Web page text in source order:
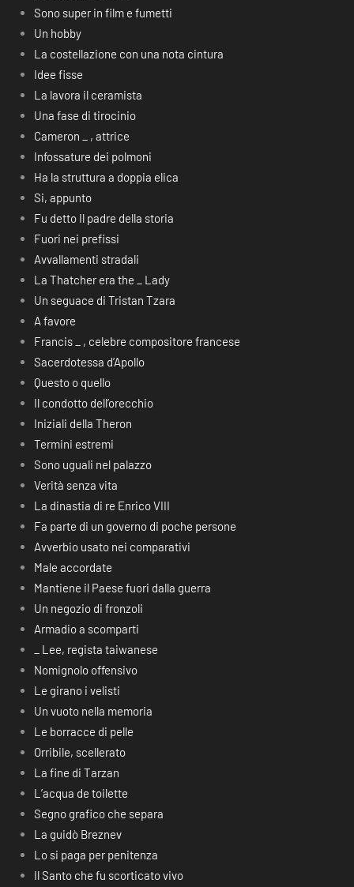
Sono super in film e fumetti
Un hobby
La costellazione con una nota cintura
Idee fisse
La lavora il ceramista
Una fase di tirocinio
Cameron _ , attrice
Infossature dei polmoni
Ha la struttura a doppia elica
Si, appunto
Fu detto Il padre della storia
Fuori nei prefissi
Avvallamenti stradali
La Thatcher era the _ Lady
Un seguace di Tristan Tzara
A favore
Francis _ , celebre compositore francese
Sacerdotessa d’Apollo
Questo o quello
Il condotto dell’orecchio
Iniziali della Theron
Termini estremi
Sono uguali nel palazzo
Verità senza vita
La dinastia di re Enrico VIII
Fa parte di un governo di poche persone
Avverbio usato nei comparativi
Male accordate
Mantiene il Paese fuori dalla guerra
Un negozio di fronzoli
Armadio a scomparti
_ Lee, regista taiwanese
Nomignolo offensivo
Le girano i velisti
Un vuoto nella memoria
Le borracce di pelle
Orribile, scellerato
La fine di Tarzan
L’acqua de toilette
Segno grafico che separa
La guidò Breznev
Lo si paga per penitenza
Il Santo che fu scorticato vivo